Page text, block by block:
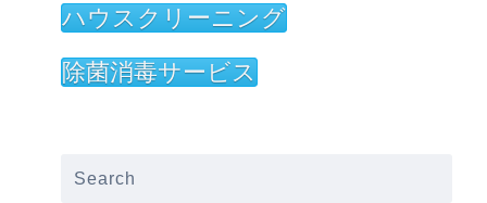
ハウスクリーニング
除菌消毒サービス